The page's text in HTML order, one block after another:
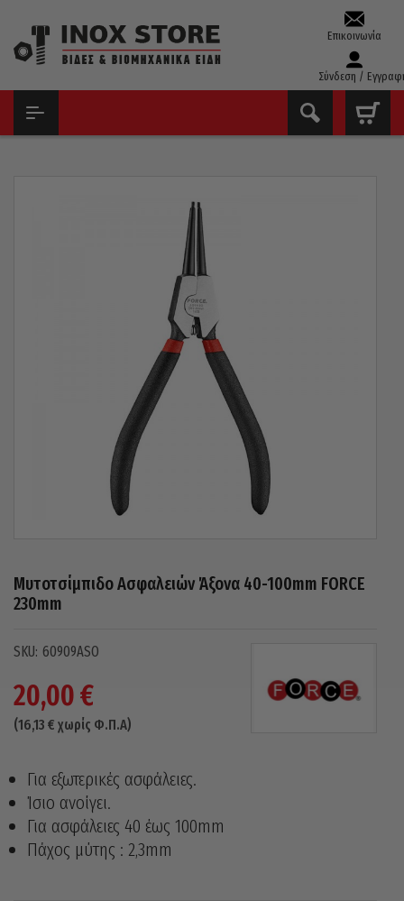
Επικοινωνία
Σύνδεση /
ΜΥΤΟΤΣΊΜΠΙΔΟ ΑΣΦΑΛΕΙΏΝ ΆΞΟΝΑ 40-100MM FORCE 230MM
Μυτοτσίμπιδο Ασφαλειών Άξονα 40-100mm FORCE
230mm
60909ASO
20,00€
(16,13 € χωρίς Φ.Π.Α)
Για εξωτερικές ασφάλειες.
Ίσιο ανοίγει.
Για ασφάλειες 40 έως 100mm
Πάχος μύτης : 2,3mm